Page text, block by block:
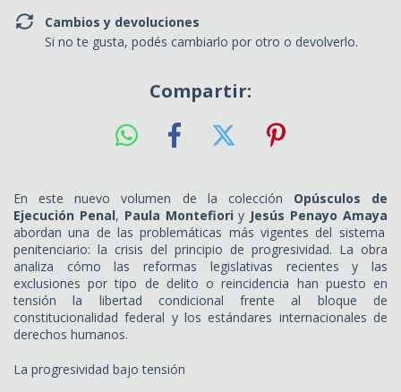
Cambios y devoluciones
Si no te gusta, podés cambiarlo por otro o devolverlo.
Compartir:
En este nuevo volumen de la colección Opúsculos de
Ejecución Penal, Paula Montefiori y Jesús Penayo Amaya
abordan una de las problemáticas más vigentes del sistema
penitenciario: la crisis del principio de progresividad. La obra
analiza cómo las reformas legislativas recientes y las
exclusiones por tipo de delito o reincidencia han puesto en
tensión la libertad condicional frente al bloque de
constitucionalidad federal y los estándares internacionales de
derechos humanos.
La progresividad bajo tensión